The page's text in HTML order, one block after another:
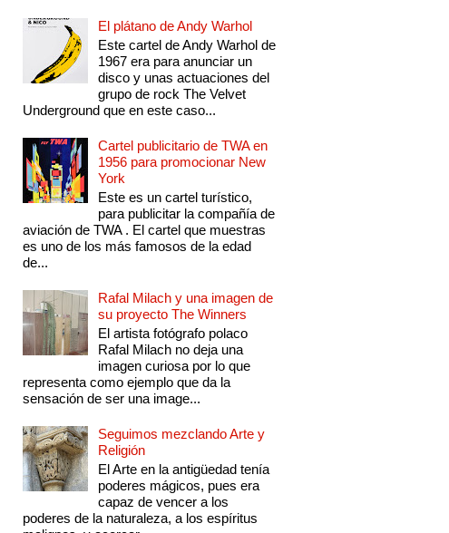
El plátano de Andy Warhol
Este cartel de Andy Warhol de
1967 era para anunciar un
disco y unas actuaciones del
grupo de rock The Velvet
Underground que en este caso...
Cartel publicitario de TWA en
1956 para promocionar New
York
Este es un cartel turístico,
para publicitar la compañía de
aviación de TWA . El cartel que muestras
es uno de los más famosos de la edad
de...
Rafal Milach y una imagen de
su proyecto The Winners
El artista fotógrafo polaco
Rafal Milach no deja una
imagen curiosa por lo que
representa como ejemplo que da la
sensación de ser una image...
Seguimos mezclando Arte y
Religión
El Arte en la antigüedad tenía
poderes mágicos, pues era
capaz de vencer a los
poderes de la naturaleza, a los espíritus